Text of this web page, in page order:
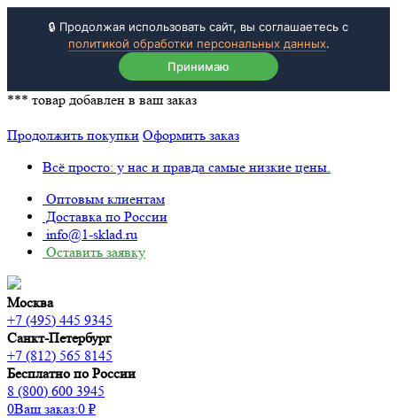
🔒 Продолжая использовать сайт, вы соглашаетесь с
политикой обработки персональных данных.
Принимаю
*** товар добавлен в ваш заказ
Продолжить покупки Оформить заказ
Всё просто: у нас и правда самые низкие цены.
Оптовым клиентам
Доставка по России
info@1-sklad.ru
Оставить заявку
Москва
+7 (495) 445 9345
Санкт-Петербург
+7 (812) 565 8145
Бесплатно по России
8 (800) 600 3945
0Ваш заказ:0 ₽